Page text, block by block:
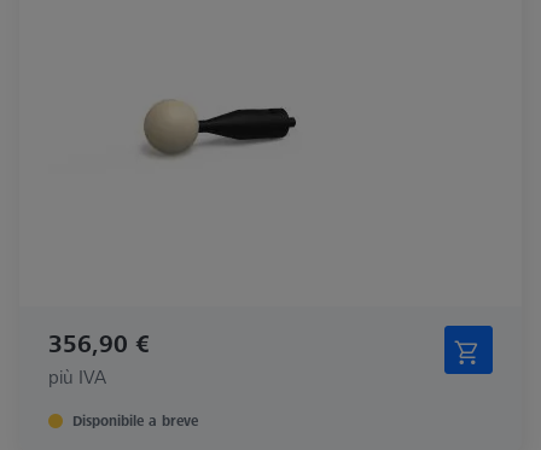
356,90 €
più IVA
Disponibile a breve